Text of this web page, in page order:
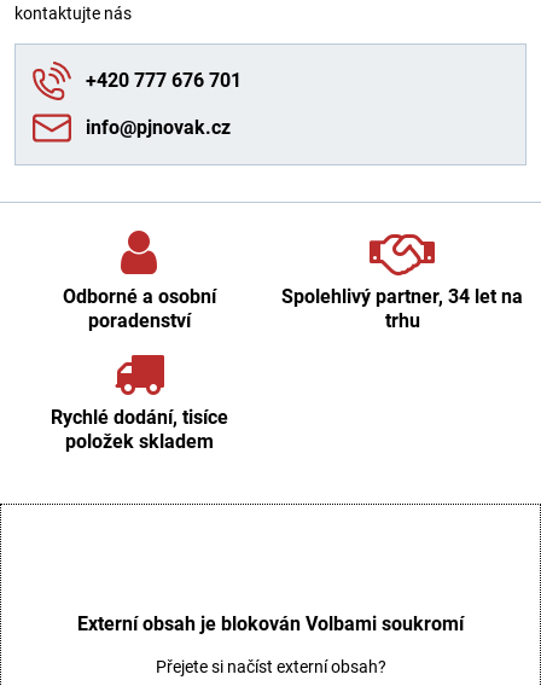
kontaktujte nás
+420 777 676 701
info​@pjnovak​.cz
Odborné a osobní
poradenství
Spolehlivý partner, 34 let na
trhu
Rychlé dodání, tisíce
položek skladem
Externí obsah je blokován Volbami soukromí
Přejete si načíst externí obsah?